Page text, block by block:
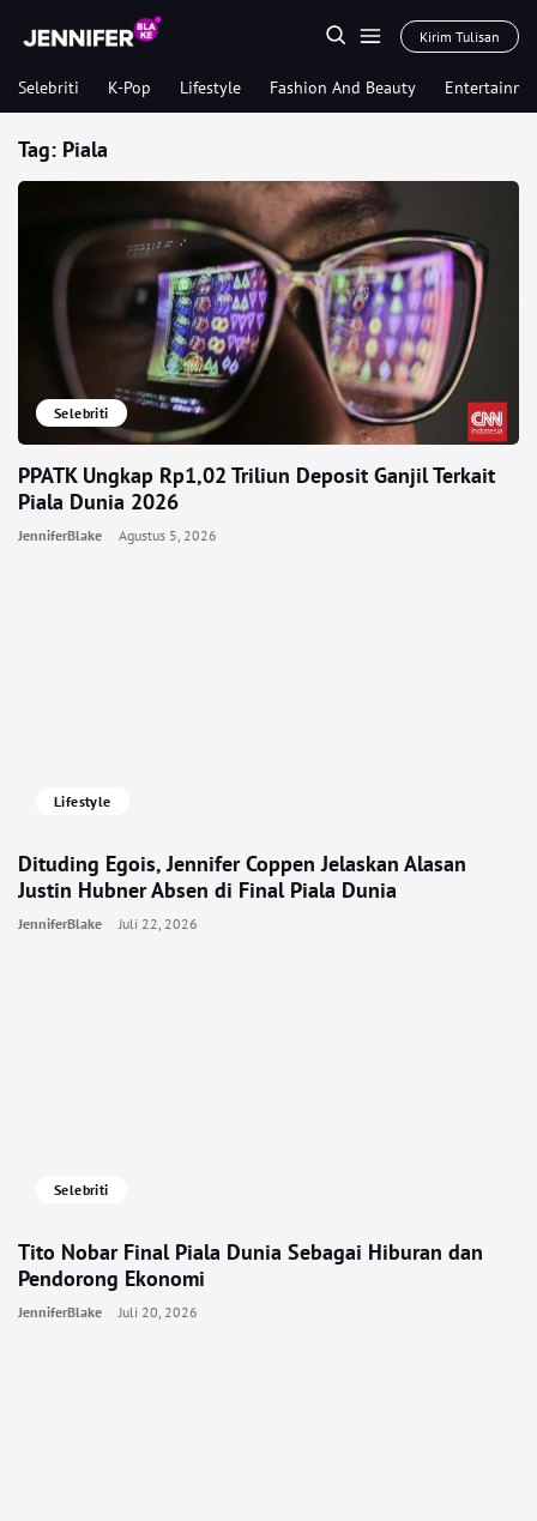
Kirim Tulisan
Selebriti K-Pop Lifestyle Fashion And Beauty
Tag: Piala
Selebriti
PPATK Ungkap Rp1,02 Triliun Deposit Ganjil Terkait
Piala Dunia 2026
JenniferBlake Agustus 5, 2026
Lifestyle
Dituding Egois, Jennifer Coppen Jelaskan Alasan
Justin Hubner Absen di Final Piala Dunia
JenniferBlake Juli 22, 2026
Selebriti
Tito Nobar Final Piala Dunia Sebagai Hiburan dan
Pendorong Ekonomi
JenniferBlake Juli 20, 2026